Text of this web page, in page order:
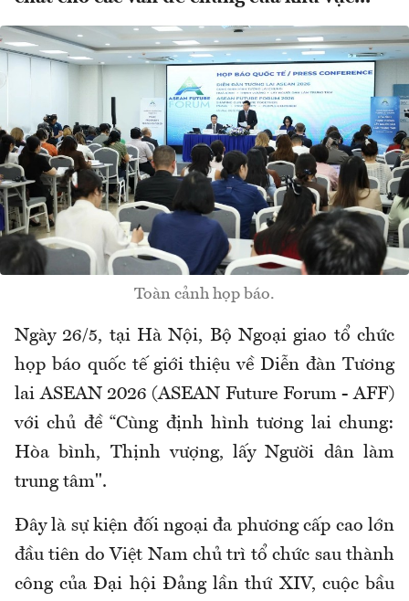
Toàn cảnh họp báo.
Ngày 26/5, tại Hà Nội, Bộ Ngoại giao tổ chức
họp báo quốc tế giới thiệu về Diễn đàn Tương
lai ASEAN 2026 (ASEAN Future Forum - AFF)
với chủ đề “Cùng định hình tương lai chung:
Hòa bình, Thịnh vượng, lấy Người dân làm
trung tâm".
Đây là sự kiện đối ngoại đa phương cấp cao lớn
đầu tiên do Việt Nam chủ trì tổ chức sau thành
công của Đại hội Đảng lần thứ XIV, cuộc bầu